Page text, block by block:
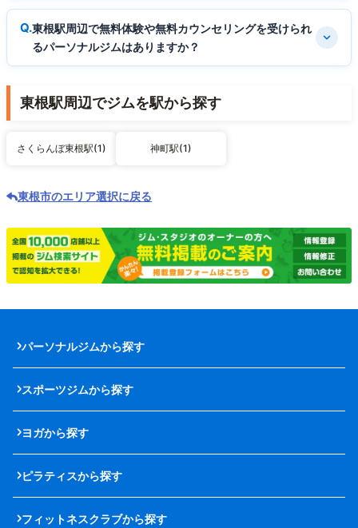
東根駅周辺で無料体験や無料カウンセリングを受けられ
るパーソナルジムはありますか？
東根駅周辺でジムを駅から探す
さくらんぼ東根駅(1) 神町駅(1)
東根市のエリア選択に戻る
パーソナルジムから探す
スポーツジムから探す
ヨガから探す
ピラティスから探す
フィットネスクラブから探す